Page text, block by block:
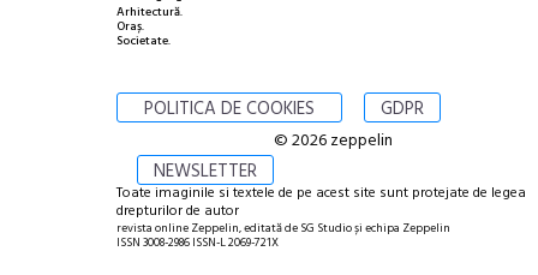
Arhitectură.
Oraș.
Societate.
POLITICA DE COOKIES GDPR
NEWSLETTER
© 2026 zeppelin
Toate imaginile si textele de pe acest site sunt protejate de legea
drepturilor de autor
revista online Zeppelin, editată de SG Studio și echipa Zeppelin
ISSN 3008-2986 ISSN-L 2069-721X